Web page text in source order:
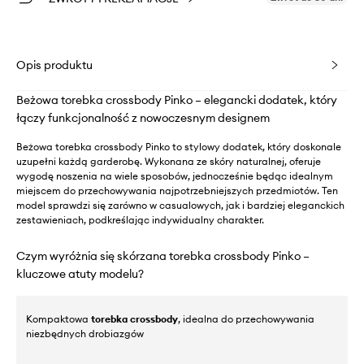
Opis produktu
Beżowa torebka crossbody Pinko – elegancki dodatek, który
łączy funkcjonalność z nowoczesnym designem
Beżowa torebka crossbody Pinko to stylowy dodatek, który doskonale
uzupełni każdą garderobę. Wykonana ze skóry naturalnej, oferuje
wygodę noszenia na wiele sposobów, jednocześnie będąc idealnym
miejscem do przechowywania najpotrzebniejszych przedmiotów. Ten
model sprawdzi się zarówno w casualowych, jak i bardziej eleganckich
zestawieniach, podkreślając indywidualny charakter.
Czym wyróżnia się skórzana torebka crossbody Pinko –
kluczowe atuty modelu?
Kompaktowa torebka crossbody, idealna do przechowywania
niezbędnych drobiazgów